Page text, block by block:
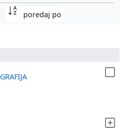
poredaj po